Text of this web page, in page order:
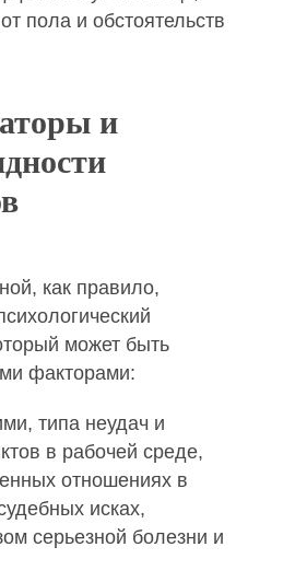
пола и обстоятельств
и
как правило,
может быть
факторами:
типа неудач и
в рабочей среде,
отношениях в
исках,
серьезной болезни и